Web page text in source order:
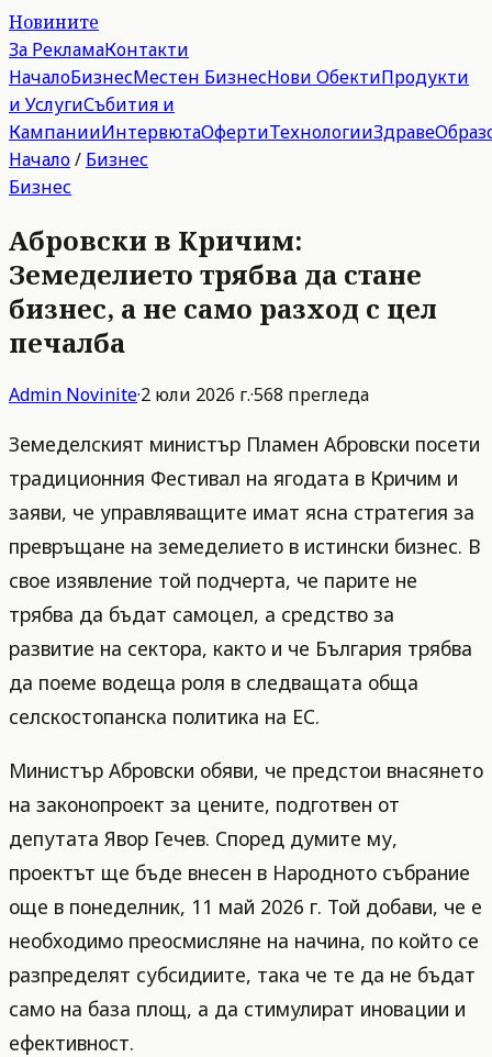
Новините
За РекламаКонтакти
НачалоБизнесМестен БизнесНови ОбектиПродукти
и УслугиСъбития и
КампанииИнтервютаОфертиТехнологииЗдраве
Начало/ Бизнес
Бизнес
Абровски в Кричим:
Земеделието трябва да стане
бизнес, а не само разход с цел
печалба
Admin Novinite·2 юли 2026 г.·568 прегледа
Земеделският министър Пламен Абровски посети
традиционния Фестивал на ягодата в Кричим и
заяви, че управляващите имат ясна стратегия за
превръщане на земеделието в истински бизнес. В
свое изявление той подчерта, че парите не
трябва да бъдат самоцел, а средство за
развитие на сектора, както и че България трябва
да поеме водеща роля в следващата обща
селскостопанска политика на ЕС.
Министър Абровски обяви, че предстои внасянето
на законопроект за цените, подготвен от
депутата Явор Гечев. Според думите му,
проектът ще бъде внесен в Народното събрание
още в понеделник, 11 май 2026 г. Той добави, че е
необходимо преосмисляне на начина, по който се
разпределят субсидиите, така че те да не бъдат
само на база площ, а да стимулират иновации и
ефективност.